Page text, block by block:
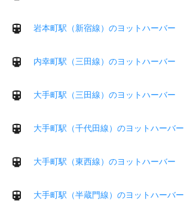
岩本町駅（新宿線）のヨットハーバー
内幸町駅（三田線）のヨットハーバー
大手町駅（三田線）のヨットハーバー
大手町駅（千代田線）のヨットハーバー
大手町駅（東西線）のヨットハーバー
大手町駅（半蔵門線）のヨットハーバー